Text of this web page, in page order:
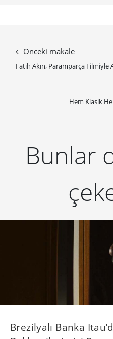
Önceki makale
Fatih Akın, Paramparça Filmiyle
Hem Klasik
Bunlar
Brezilyalı Banka